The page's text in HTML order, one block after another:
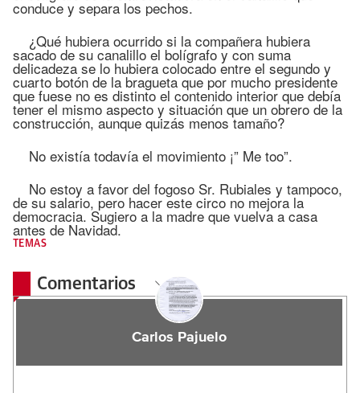
conduce y separa los pechos.
¿Qué hubiera ocurrido si la compañera hubiera
sacado de su canalillo el bolígrafo y con suma
delicadeza se lo hubiera colocado entre el segundo y
cuarto botón de la bragueta que por mucho presidente
que fuese no es distinto el contenido interior que debía
tener el mismo aspecto y situación que un obrero de la
construcción, aunque quizás menos tamaño?
No existía todavía el movimiento ¡” Me too”.
No estoy a favor del fogoso Sr. Rubiales y tampoco,
de su salario, pero hacer este circo no mejora la
democracia. Sugiero a la madre que vuelva a casa
antes de Navidad.
TEMAS
Comentarios
Carlos Pajuelo